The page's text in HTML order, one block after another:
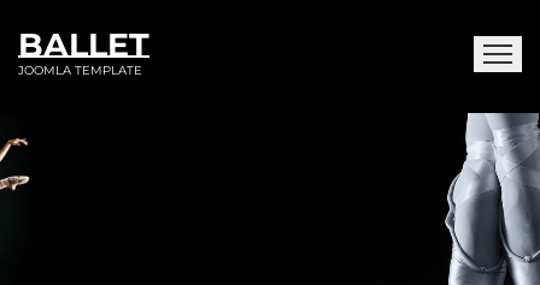
BALLET
JOOMLA TEMPLATE